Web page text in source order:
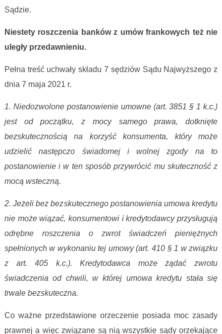
Sądzie.
Niestety roszczenia banków z umów frankowych też nie
uległy przedawnieniu.
Pełna treść uchwały składu 7 sędziów Sądu Najwyższego z
dnia 7 maja 2021 r.
​1. Niedozwolone postanowienie umowne (art. 3851 § 1 k.c.)
jest od początku, z mocy samego prawa, dotknięte
bezskutecznością na korzyść konsumenta, który może
udzielić następczo świadomej i wolnej zgody na to
postanowienie i w ten sposób przywrócić mu skuteczność z
mocą wsteczną.
2. Jeżeli bez bezskutecznego postanowienia umowa kredytu
nie może wiązać, konsumentowi i kredytodawcy przysługują
odrębne roszczenia o zwrot świadczeń pieniężnych
spełnionych w wykonaniu tej umowy (art. 410 § 1 w związku
z art. 405 k.c.). Kredytodawca może żądać zwrotu
świadczenia od chwili, w której umowa kredytu stała się
trwale bezskuteczna.
Co ważne przedstawione orzeczenie posiada moc zasady
prawnej a więc związane są nią wszystkie sądy orzekające